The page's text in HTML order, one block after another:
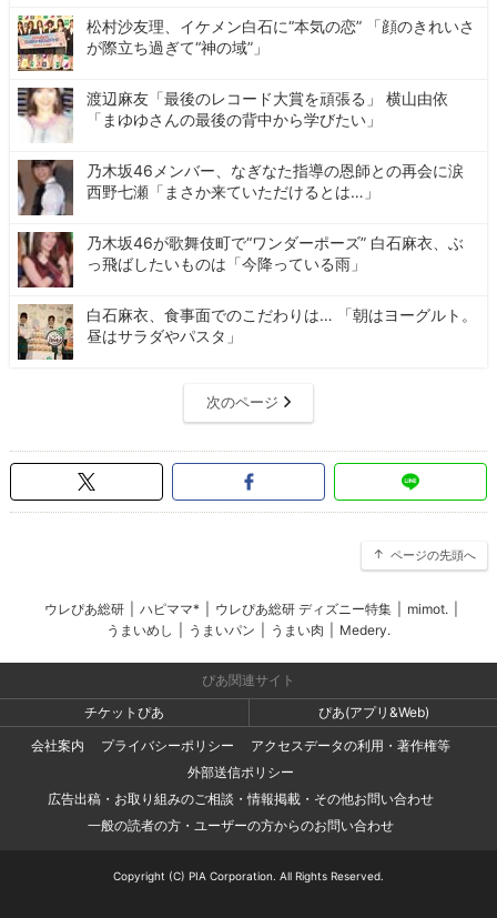
松村沙友理、イケメン白石に“本気の恋” 「顔のきれいさ
が際立ち過ぎて“神の域”」
渡辺麻友「最後のレコード大賞を頑張る」 横山由依
「まゆゆさんの最後の背中から学びたい」
乃木坂46メンバー、なぎなた指導の恩師との再会に涙
西野七瀬「まさか来ていただけるとは…」
乃木坂46が歌舞伎町で“ワンダーポーズ” 白石麻衣、ぶ
っ飛ばしたいものは「今降っている雨」
白石麻衣、食事面でのこだわりは… 「朝はヨーグルト。
昼はサラダやパスタ」
次のページ
ページの先頭へ
ウレぴあ総研 ハピママ* ウレぴあ総研 ディズニー特集 mimot.
うまいめし
うまいパン うまい肉 Medery.
ぴあ関連サイト
チケットぴあ
ぴあ(アプリ&Web)
会社案内
プライバシーポリシー
アクセスデータの利用・著作権等
外部送信ポリシー
広告出稿・お取り組みのご相談・情報掲載・その他お問い合わせ
一般の読者の方・ユーザーの方からのお問い合わせ
Copyright (C) PIA Corporation. All Rights Reserved.